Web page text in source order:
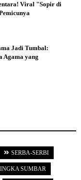
Viral "Sopir di
Jadi Tumbal:
Agama yang
SERBA-SERBI
SUMBAR